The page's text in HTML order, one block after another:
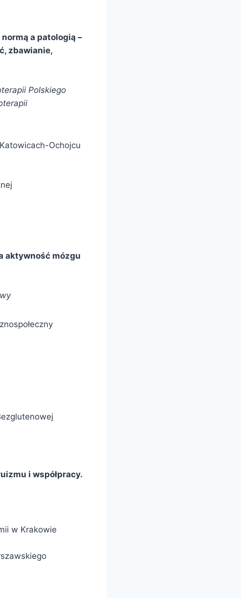
a patologią –
zbawianie,
Polskiego
Ochojcu
aktywność mózgu
i współpracy.
w Krakowie